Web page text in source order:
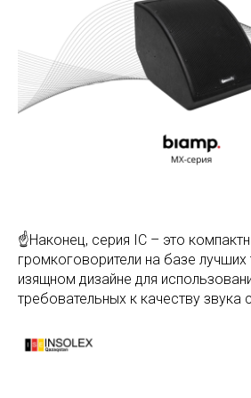
☝Наконец, серия IC – это
громкоговорители на базе лучших
изящном дизайне для
требовательных к качеству звука